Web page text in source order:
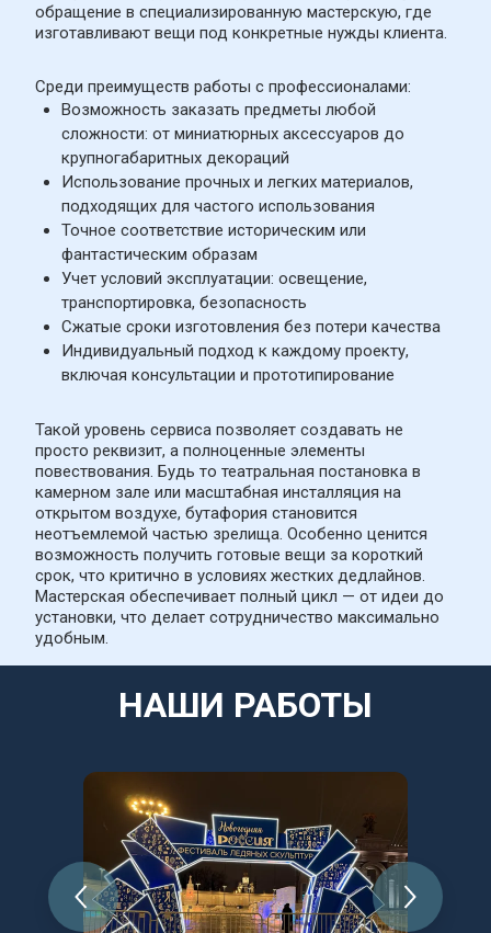
обращение в специализированную мастерскую, где
изготавливают вещи под конкретные нужды клиента.
Среди преимуществ работы с профессионалами:
Возможность заказать предметы любой
сложности: от миниатюрных аксессуаров до
крупногабаритных декораций
Использование прочных и легких материалов,
подходящих для частого использования
Точное соответствие историческим или
фантастическим образам
Учет условий эксплуатации: освещение,
транспортировка, безопасность
Сжатые сроки изготовления без потери качества
Индивидуальный подход к каждому проекту,
включая консультации и прототипирование
Такой уровень сервиса позволяет создавать не
просто реквизит, а полноценные элементы
повествования. Будь то театральная постановка в
камерном зале или масштабная инсталляция на
открытом воздухе, бутафория становится
неотъемлемой частью зрелища. Особенно ценится
возможность получить готовые вещи за короткий
срок, что критично в условиях жестких дедлайнов.
Мастерская обеспечивает полный цикл — от идеи до
установки, что делает сотрудничество максимально
удобным.
НАШИ РАБОТЫ